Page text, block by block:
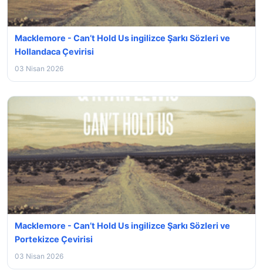
Macklemore - Can’t Hold Us ingilizce Şarkı Sözleri ve
Hollandaca Çevirisi
03 Nisan 2026
Macklemore - Can’t Hold Us ingilizce Şarkı Sözleri ve
Portekizce Çevirisi
03 Nisan 2026